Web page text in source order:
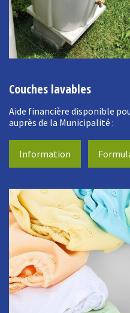
Couches lavables
Aide financière disponible
auprès de la Municipalité :
Information